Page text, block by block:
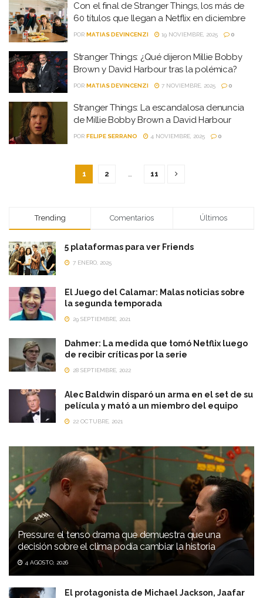
Con el final de Stranger Things, los más de
60 títulos que llegan a Netflix en diciembre
POR MATIAS DEVINCENZI 19 NOVIEMBRE, 2025 0
Stranger Things: ¿Qué dijeron Millie Bobby
Brown y David Harbour tras la polémica?
POR MATIAS DEVINCENZI 7 NOVIEMBRE, 2025 0
Stranger Things: La escandalosa denuncia
de Millie Bobby Brown a David Harbour
POR FELIPE SERRANO 4 NOVIEMBRE, 2025 0
1 2 11
Trending Comentarios Últimos
5 plataformas para ver Friends
7 ENERO, 2025
El Juego del Calamar: Malas noticias sobre
la segunda temporada
29 SEPTIEMBRE, 2021
Dahmer: La medida que tomó Netflix luego
de recibir críticas por la serie
28 SEPTIEMBRE, 2022
Alec Baldwin disparó un arma en el set de su
película y mató a un miembro del equipo
22 OCTUBRE, 2021
Pressure: el tenso drama que demuestra que una
decisión sobre el clima podía cambiar la historia
4 AGOSTO, 2026
El protagonista de Michael Jackson, Jaafar